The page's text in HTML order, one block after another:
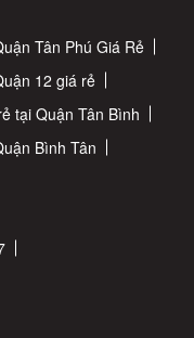
Tân Phú Giá Rẻ
12 giá rẻ
tại Quận Tân Bình
Bình Tân